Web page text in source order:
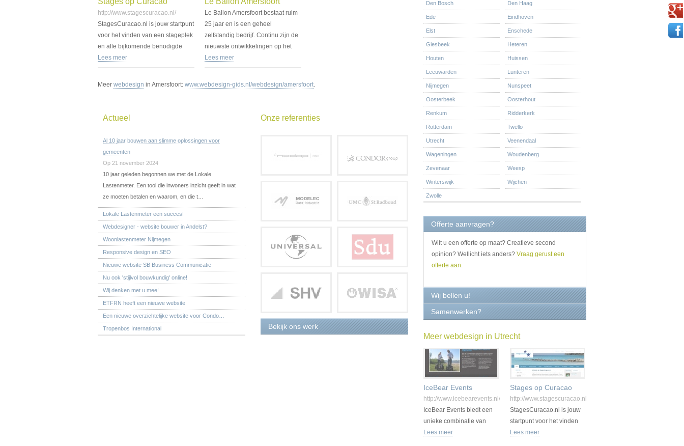
http://www.stagescuracao.nl/
StagesCuracao.nl is jouw startpunt
voor het vinden van een stageplek
en alle bijkomende benodigde
informatie over huisvesting,
vervoer…
Lees meer
Le Ballon Amersfoort bestaat ruim
25 jaar en is een geheel
zelfstandig bedrijf. Continu zijn de
nieuwste ontwikkelingen op het
gebied v…
Lees meer
Meer webdesign in Amersfoort: www.webdesign-gids.nl/webdesign/amersfoort.
Actueel
Al 10 jaar bouwen aan slimme oplossingen voor
gemeenten
Op 21 november 2024
10 jaar geleden begonnen we met de Lokale
Lastenmeter. Een tool die inwoners inzicht geeft in wat
ze moeten betalen en waarom, en die t…
Lokale Lastenmeter een succes!
Webdesigner - website bouwer in Andelst?
Woonlastenmeter Nijmegen
Responsive design en SEO
Nieuwe website SB Business Communicatie
Nu ook 'stijlvol bouwkundig' online!
Wij denken met u mee!
ETFRN heeft een nieuwe website
Een nieuwe overzichtelijke website voor Condo…
Tropenbos International
Onze referenties
Bekijk ons werk
Den Bosch Den Haag
Ede Eindhoven
Elst Enschede
Giesbeek Heteren
Houten Huissen
Leeuwarden Lunteren
Nijmegen Nunspeet
Oosterbeek Oosterhout
Renkum Ridderkerk
Rotterdam Twello
Utrecht Veenendaal
Wageningen Woudenberg
Zevenaar Weesp
Winterswijk Wijchen
Zwolle
Offerte aanvragen?
Wilt u een offerte op maat? Creatieve second
opinion? Wellicht iets anders? Vraag gerust een
offerte aan.
Wij bellen u!
Samenwerken?
Meer webdesign in Utrecht
IceBear Events
http://www.icebearevents.nl/
IceBear Events biedt een
unieke combinatie van
entertainment, gezelligheid
Lees meer
Stages op Curacao
http://www.stagescuracao.nl/
StagesCuracao.nl is jouw
startpunt voor het vinden
van een stageplek en alle
Lees meer